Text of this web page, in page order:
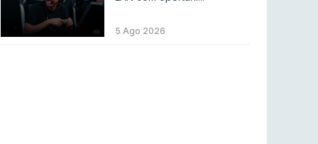
MOUZ surpreende Spirit para vencer BLAST
Bounty
5 Ago 2026